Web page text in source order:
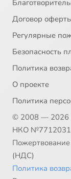
Договор
Регулярные
Безопасность
Политика
О проекте
Политика
© 2008 — 2026
НКО
Пожертвование
(НДС)
Политика